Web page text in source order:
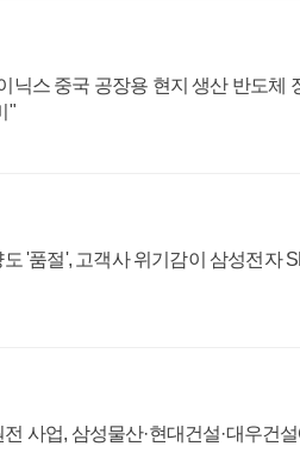
닉스 중국 공장용 현지 생산 반도체
"
'품절', 고객사 위기감이 삼성전자
사업, 삼성물산·현대건설·대우건